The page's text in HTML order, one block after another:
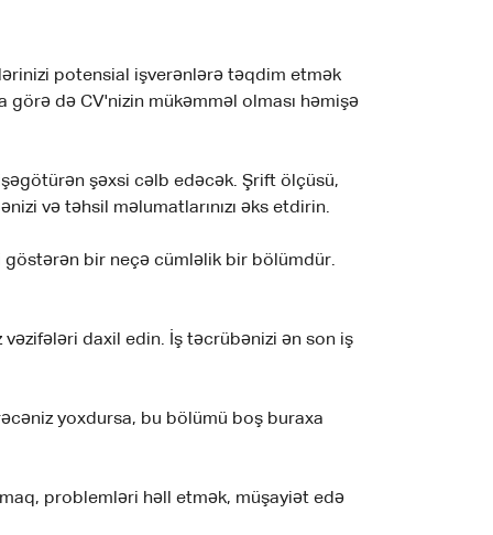
potensial işverənlərə təqdim etmək
görə də CV'nizin mükəmməl olması həmişə
şəxsi cəlb edəcək. Şrift ölçüsü,
və təhsil məlumatlarınızı əks etdirin.
göstərən bir neçə cümləlik bir bölümdür.
daxil edin. İş təcrübənizi ən son iş
yoxdursa, bu bölümü boş buraxa
problemləri həll etmək, müşayiət edə